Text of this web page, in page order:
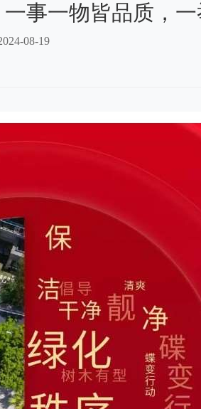
事一物皆品质，
08-19